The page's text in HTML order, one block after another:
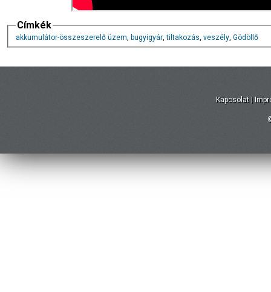
Címkék
akkumulátor-összeszerelő üzem, bugyigyár,tiltakozás, veszély, Gödöllő
Kapcsolat |